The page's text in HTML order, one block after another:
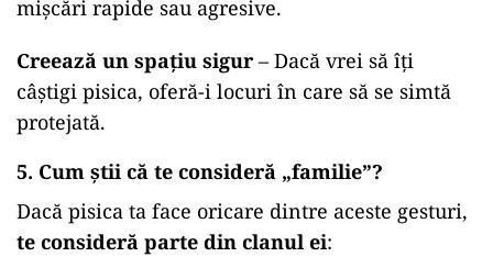
mișcări rapide sau agresive.
Creează un spațiu sigur – Dacă vrei să îți
câștigi pisica, oferă-i locuri în care să se simtă
protejată.
5. Cum știi că te consideră „familie”?
Dacă pisica ta face oricare dintre aceste gesturi,
te consideră parte din clanul ei: